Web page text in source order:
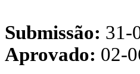
Submissão: 31-
Aprovado: 02-